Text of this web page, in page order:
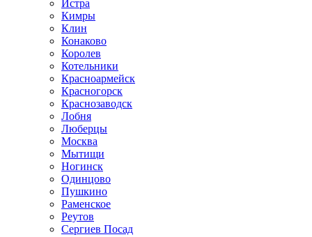
Истра
Кимры
Клин
Конаково
Королев
Котельники
Красноармейск
Красногорск
Краснозаводск
Лобня
Люберцы
Москва
Мытищи
Ногинск
Одинцово
Пушкино
Раменское
Реутов
Сергиев Посад